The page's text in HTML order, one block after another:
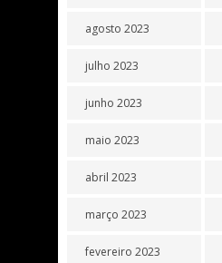
agosto 2023
julho 2023
junho 2023
maio 2023
abril 2023
março 2023
fevereiro 2023